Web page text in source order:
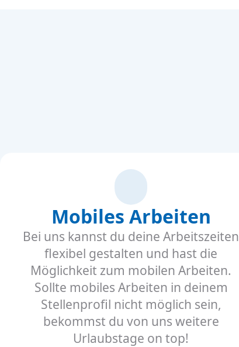
Mobiles Arbeiten
Bei uns kannst du deine Arbeitszeiten
flexibel gestalten und hast die
Möglichkeit zum mobilen Arbeiten.
Sollte mobiles Arbeiten in deinem
Stellenprofil nicht möglich sein,
bekommst du von uns weitere
Urlaubstage on top!